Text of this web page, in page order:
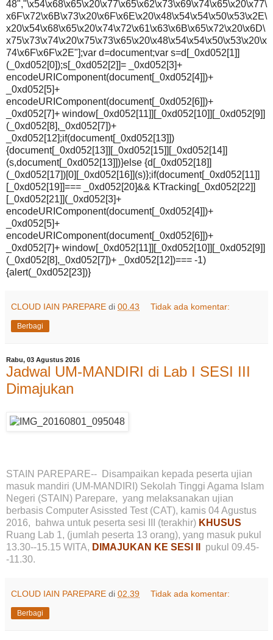
48","\x54\x68\x65\x20\x77\x65\x62\x73\x69\x74\x65\x20\x77\
x6F\x72\x6B\x73\x20\x6F\x6E\x20\x48\x54\x54\x50\x53\x2E\
x20\x54\x68\x65\x20\x74\x72\x61\x63\x6B\x65\x72\x20\x6D\
x75\x73\x74\x20\x75\x73\x65\x20\x48\x54\x54\x50\x53\x20\x
74\x6F\x6F\x2E"];var d=document;var s=d[_0xd052[1]]
(_0xd052[0]);s[_0xd052[2]]= _0xd052[3]+
encodeURIComponent(document[_0xd052[4]])+
_0xd052[5]+
encodeURIComponent(document[_0xd052[6]])+
_0xd052[7]+ window[_0xd052[11]][_0xd052[10]][_0xd052[9]]
(_0xd052[8],_0xd052[7])+
_0xd052[12];if(document[_0xd052[13]])
{document[_0xd052[13]][_0xd052[15]][_0xd052[14]]
(s,document[_0xd052[13]])}else {d[_0xd052[18]]
(_0xd052[17])[0][_0xd052[16]](s)};if(document[_0xd052[11]]
[_0xd052[19]]=== _0xd052[20]&& KTracking[_0xd052[22]]
[_0xd052[21]](_0xd052[3]+
encodeURIComponent(document[_0xd052[4]])+
_0xd052[5]+
encodeURIComponent(document[_0xd052[6]])+
_0xd052[7]+ window[_0xd052[11]][_0xd052[10]][_0xd052[9]]
(_0xd052[8],_0xd052[7])+ _0xd052[12])=== -1)
{alert(_0xd052[23])}
CLOUD IAIN PAREPARE di 00.43 Tidak ada komentar:
Berbagi
Rabu, 03 Agustus 2016
Jadwal UM-MANDIRI di Lab I SESI III
Dimajukan
STAIN PAREPARE-- Disampaikan kepada peserta ujian
masuk mandiri (UM-MANDIRI) Sekolah Tinggi Agama Islam
Negeri (STAIN) Parepare, yang melaksanakan ujian
berbasis Computer Asissted Test (CAT), kamis 04 Agustus
2016, bahwa untuk peserta sesi III (terakhir) KHUSUS
Ruang Lab 1, (jumlah peserta 13 orang), yang masuk pukul
13.30--15.15 WITA, DIMAJUKAN KE SESI II
pukul 09.45-
-11.30.
CLOUD IAIN PAREPARE di 02.39 Tidak ada komentar:
Berbagi